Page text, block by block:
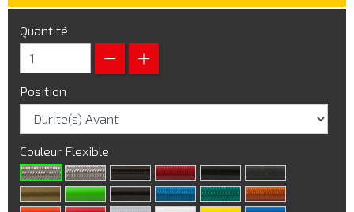
Quantité
Position
Couleur Flexible